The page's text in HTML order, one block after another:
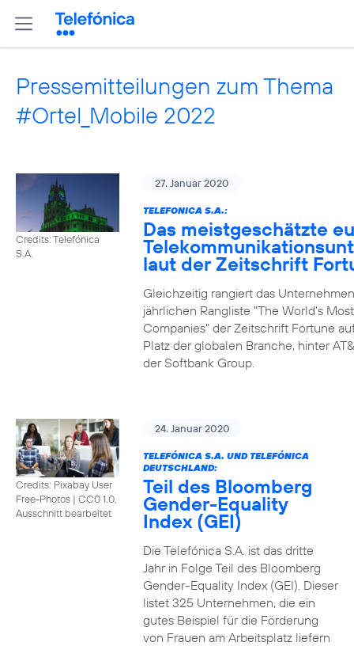
Pressemitteilungen zum Thema
#Ortel_Mobile 2022
Credits: Telefónica
S.A.
27. Januar 2020
TELEFONICA S.A.:
Das meistgeschätzte
laut der Zeitschrift
Gleichzeitig rangiert das
jährlichen Rangliste "The World's
Companies" der Zeitschrift Fortune
Platz der globalen Branche, hinter
der Softbank Group.
Credits: Pixabay User
Free-Photos | CC0 1.0,
Ausschnitt bearbeitet
24. Januar 2020
TELEFÓNICA S.A. UND TELEFÓNICA
DEUTSCHLAND:
Teil des Bloomberg
Gender-Equality
Index (GEI)
Die Telefónica S.A. ist das dritte
Jahr in Folge Teil des Bloomberg
Gender-Equality Index (GEI). Dieser
listet 325 Unternehmen, die ein
gutes Beispiel für die Förderung
von Frauen am Arbeitsplatz liefern